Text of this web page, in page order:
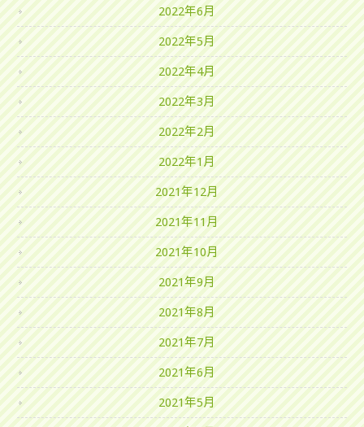
2022年6月
2022年5月
2022年4月
2022年3月
2022年2月
2022年1月
2021年12月
2021年11月
2021年10月
2021年9月
2021年8月
2021年7月
2021年6月
2021年5月